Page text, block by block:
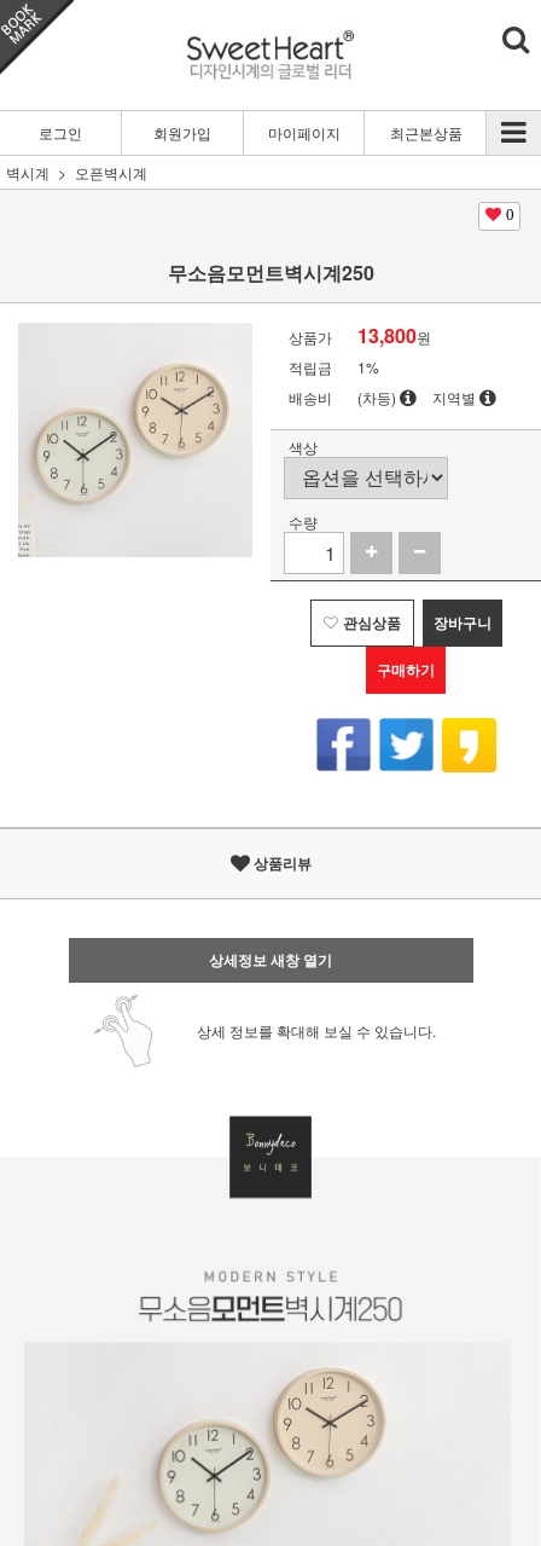
로그인 회원가입 마이페이지
최근본상품
벽시계
오픈벽시계
0
무소음모먼트벽시계250
상품가 13,800원
적립금
1%
배송비
(차등) 지역별
색상
수량
관심상품 장바구니
구매하기
상품리뷰
상세정보 새창 열기
상세 정보를 확대해 보실 수 있습니다.